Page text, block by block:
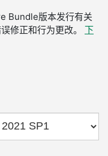
Bundle版本发行有关
修正和行为更改。 下